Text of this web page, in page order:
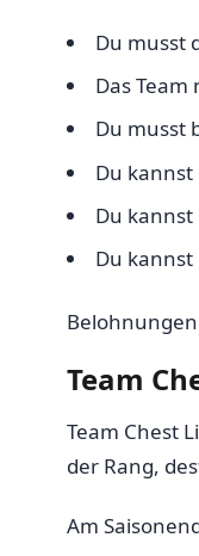
Du musst
Das
Du musst
Du
Du
Du
Team
Team Chest
der Rang,
Am